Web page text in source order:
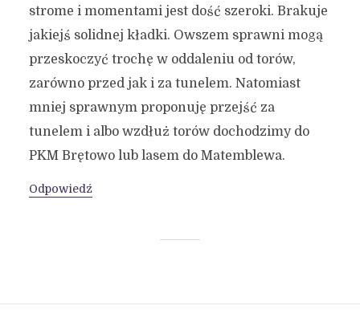
strome i momentami jest dość szeroki. Brakuje
jakiejś solidnej kładki. Owszem sprawni mogą
przeskoczyć trochę w oddaleniu od torów,
zarówno przed jak i za tunelem. Natomiast
mniej sprawnym proponuję przejść za
tunelem i albo wzdłuż torów dochodzimy do
PKM Brętowo lub lasem do Matemblewa.
Odpowiedź